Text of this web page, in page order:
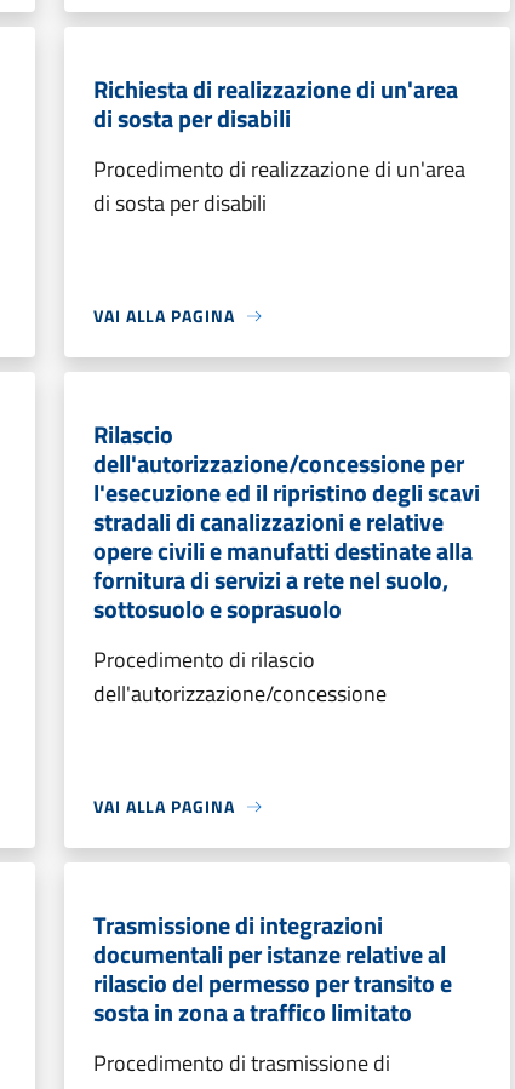
Richiesta di realizzazione di un'area
di sosta per disabili
Procedimento di realizzazione di un'area
di sosta per disabili
VAI ALLA PAGINA
Rilascio
dell'autorizzazione/concessione per
l'esecuzione ed il ripristino degli scavi
stradali di canalizzazioni e relative
opere civili e manufatti destinate alla
fornitura di servizi a rete nel suolo,
sottosuolo e soprasuolo
Procedimento di rilascio
dell'autorizzazione/concessione
VAI ALLA PAGINA
Trasmissione di integrazioni
documentali per istanze relative al
rilascio del permesso per transito e
sosta in zona a traffico limitato
Procedimento di trasmissione di